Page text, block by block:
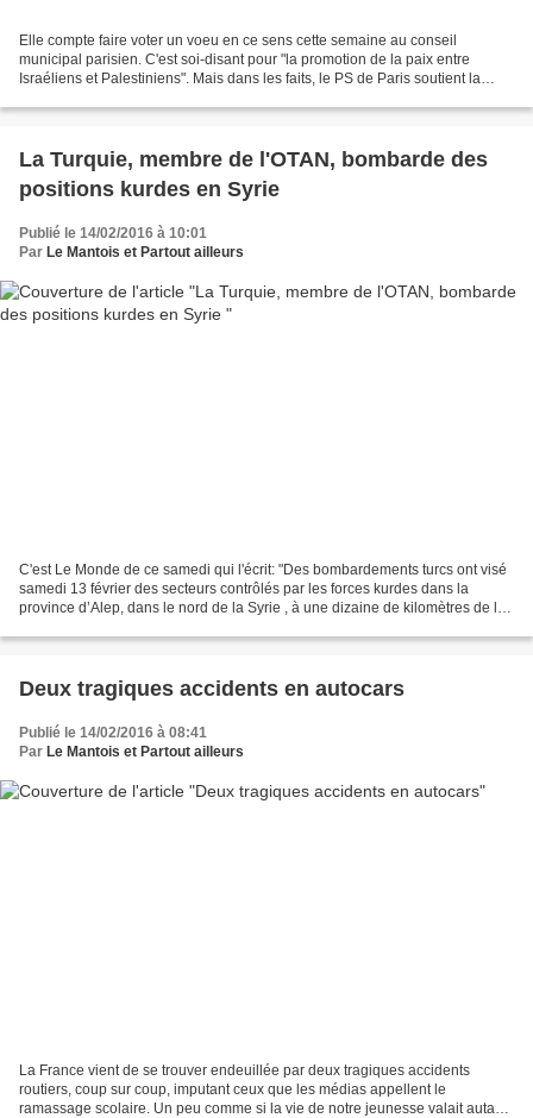
Elle compte faire voter un voeu en ce sens cette semaine au conseil
municipal parisien. C'est soi-disant pour "la promotion de la paix entre
Israéliens et Palestiniens". Mais dans les faits, le PS de Paris soutient la
La Turquie, membre de l'OTAN, bombarde des
positions kurdes en Syrie
Publié le 14/02/2016 à 10:01
Par Le Mantois et Partout ailleurs
C'est Le Monde de ce samedi qui l'écrit: "Des bombardements turcs ont visé
samedi 13 février des secteurs contrôlés par les forces kurdes dans la
province d’Alep, dans le nord de la Syrie , à une dizaine de kilomètres de la
Deux tragiques accidents en autocars
Publié le 14/02/2016 à 08:41
Par Le Mantois et Partout ailleurs
La France vient de se trouver endeuillée par deux tragiques accidents
routiers, coup sur coup, imputant ceux que les médias appellent le
ramassage scolaire. Un peu comme si la vie de notre jeunesse valait autant